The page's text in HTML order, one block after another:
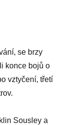
se brzy
konce bojů o
vztyčení, třetí
Sousley a